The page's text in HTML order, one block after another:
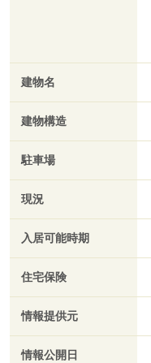
建物名
建物構造
駐車場
現況
入居可能時期
住宅保険
情報提供元
情報公開日